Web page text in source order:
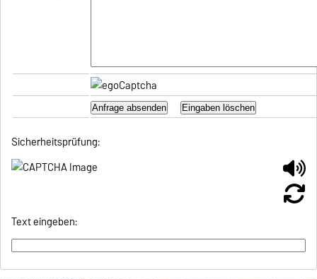
Sicherheitsprüfung:
Text eingeben: